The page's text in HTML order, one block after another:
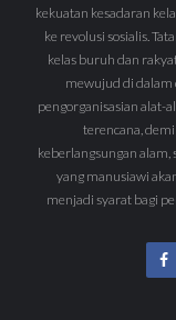
kekuatan kesadaran
ke revolusi sosialis.
kelas buruh dan
mewujud di dalam
pengorganisasian alat-
terencana,
keberlangsungan
yang manusiawi
menjadi syarat bagi